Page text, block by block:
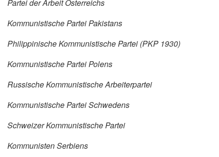
Partei der Arbeit Österreichs
Kommunistische Partei Pakistans
Philippinische Kommunistische Partei (PKP 1930)
Kommunistische Partei Polens
Russische Kommunistische Arbeiterpartei
Kommunistische Partei Schwedens
Schweizer Kommunistische Partei
Kommunisten Serbiens